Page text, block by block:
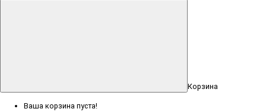
Корзина
Ваша корзина пуста!